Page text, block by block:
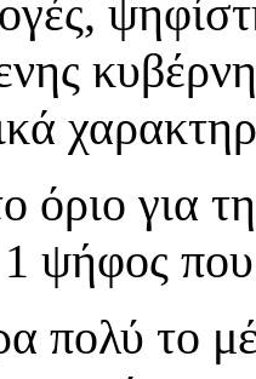
όριο για
ψήφος
πολύ το